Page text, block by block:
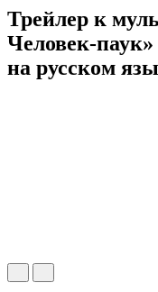
Трейлер к
Человек-
на русском